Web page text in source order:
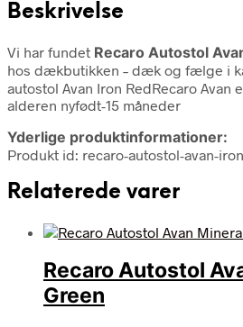
Beskrivelse
Vi har fundet Recaro Autostol
hos dækbutikken – dæk og fælge i
autostol Avan Iron RedRecaro Avan
alderen nyfødt-15 måneder
Yderlige produktinformationer:
Produkt id: recaro-autostol-avan-
Relaterede varer
Recaro Autostol
Green